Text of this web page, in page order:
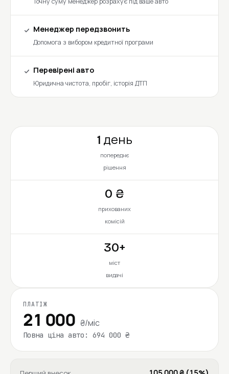
Менеджер передзвонить
Допомога з вибором кредитної програми
Перевірені авто
Юридична чистота, пробіг, історія ДТП
1 день
попереднє
рішення
0 ₴
прихованих
комісій
30+
міст
видачі
ПЛАТІЖ
21 000 ₴/міс
Повна ціна авто: 694 000 ₴